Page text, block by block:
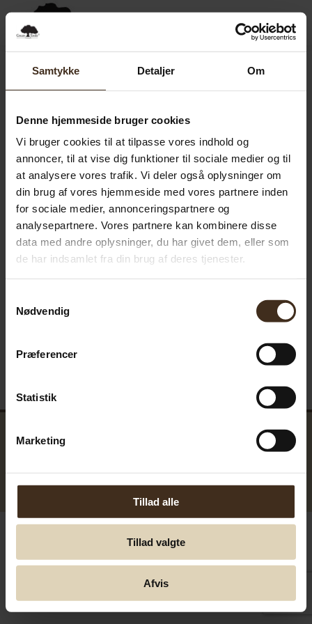
Samtykke Detaljer Om
Denne hjemmeside bruger cookies
Vi bruger cookies til at tilpasse vores indhold og
annoncer, til at vise dig funktioner til sociale medier og til
at analysere vores trafik. Vi deler også oplysninger om
din brug af vores hjemmeside med vores partnere inden
for sociale medier, annonceringspartnere og
analysepartnere. Vores partnere kan kombinere disse
data med andre oplysninger, du har givet dem, eller som
de har indsamlet fra din brug af deres tjenester.
Nødvendig
Præferencer
Statistik
Marketing
Tillad alle
Tillad valgte
Afvis
0,00SEK 0
© Greentools.dk 2017. Alla rättigheter förbehållna.